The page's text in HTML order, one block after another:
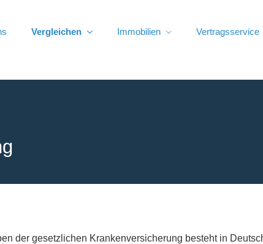
Vergleichen Immobilien Vertragsservice
der gesetzlichen Kranken­ver­si­che­rung besteht in